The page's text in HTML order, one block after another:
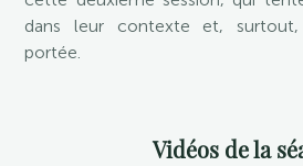
dans leur contexte et, surtout,
portée.
Vidéos de la